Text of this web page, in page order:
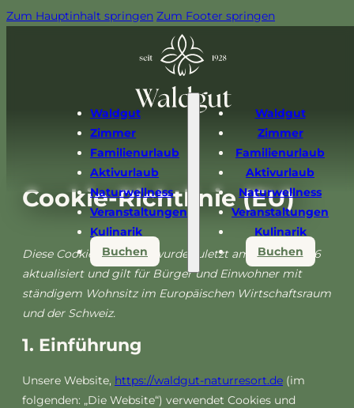
Zum Hauptinhalt springen Zum Footer springen
Waldgut
Zimmer
Familienurlaub
Aktivurlaub
Naturwellness
Veranstaltungen
Kulinarik
Buchen
Waldgut
Zimmer
Familienurlaub
Aktivurlaub
Naturwellness
Veranstaltungen
Kulinarik
Buchen
Cookie-Richtlinie (EU)
Diese Cookie-Richtlinie wurde zuletzt am 2. April 2026
aktualisiert und gilt für Bürger und Einwohner mit
ständigem Wohnsitz im Europäischen Wirtschaftsraum
und der Schweiz.
1. Einführung
Unsere Website, https://waldgut-naturresort.de (im
folgenden: „Die Website“) verwendet Cookies und